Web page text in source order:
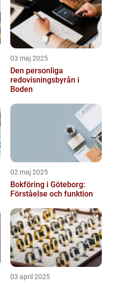
03 maj 2025
Den personliga
redovisningsbyrån i
Boden
02 maj 2025
Bokföring i Göteborg:
Förståelse och funktion
03 april 2025